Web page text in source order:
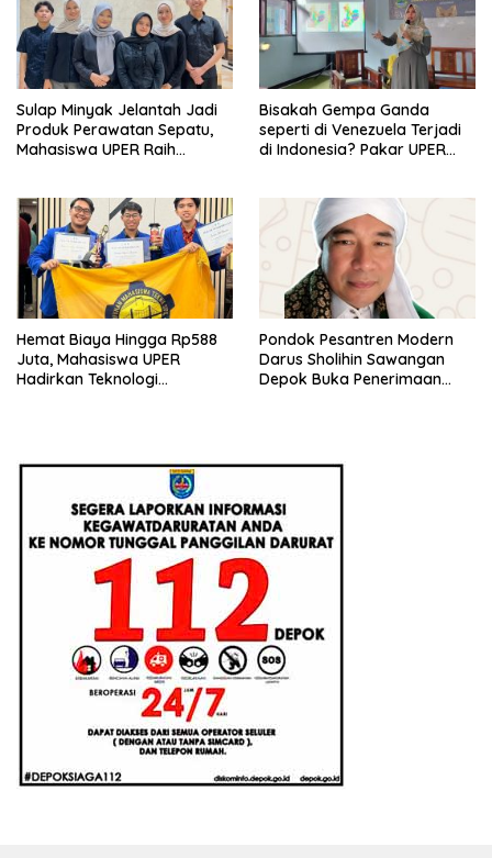
Sulap Minyak Jelantah Jadi
Produk Perawatan Sepatu,
Mahasiswa UPER Raih
Bisakah Gempa Ganda
seperti di Venezuela Terjadi
di Indonesia? Pakar UPER
Hemat Biaya Hingga Rp588
Juta, Mahasiswa UPER
Hadirkan Teknologi
Pondok Pesantren Modern
Darus Sholihin Sawangan
Depok Buka Penerimaan